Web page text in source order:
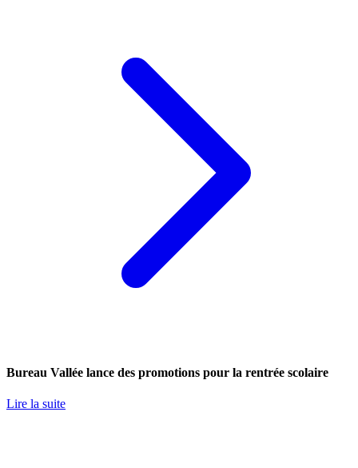
Bureau Vallée lance des promotions pour la rentrée scolaire
Lire la suite